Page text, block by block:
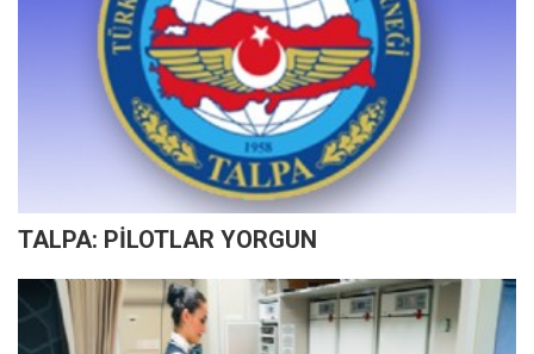
TALPA: PİLOTLAR YORGUN